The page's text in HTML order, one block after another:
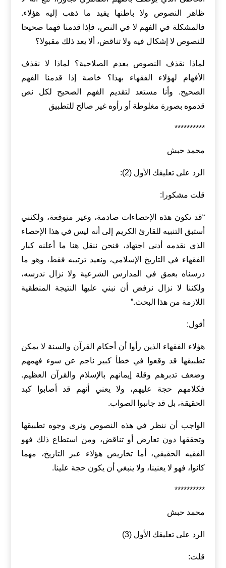
ظاهر النصوص ولا باطنها يفيد ما ذهب إليه هؤلاء.
فالمشكلة في الفهم لا في النص، فإذا قدمنا فهما صحيحا
للنصوص لا إشكال فيه ولا تناقض، ألا يعد ذلك مقبولا؟
لماذا نقذف النصوص بعدم الصلاحية؟ لماذا لا نقذف
الأفهام لهؤلاء الفقهاء بهذا؟ خاصة إذا قدمنا الفهم
الصحيح. وأنا مستعد لتقديم الفهم الصحيح لكل نص
قدموه بصورة مغلوطة أو رأوه غير صالح للتطبيق
**********
محمد حبش
الرد على تعليقك الأول (2):
قلت مشكورا:
“قد تكون هذه الإحصاءات صادمة، وغير متوقعة، ولكنني
أستبق التنبيه للقارئ الكريم إلى أنه ليس في هذا الإحصاء
الذي نقدمه أدنى اجتهاد، فنحن ننقل هنا ما أعلنه كبار
الفقهاء في التاريخ الإسلامي، ونعيد ترتيبه فقط، وهو ما
درسناه بعمق في المدارس الشرعية ولا نزال ندرسه،
ولكننا لا نزال نرفض أن نبني عليها النتيجة المنطقية
اللازمة من هذا البحث.”
أقول:
هؤلاء الفقهاء الذين رأوا أن أحكام القرآن والسنة لا يمكن
تطبيقها قد وقعوا في خطأ كبير ناجم عن سوء فهمهم
وضعف تدبرهم وقلة إيمانهم بالإسلام والقرآن العظيم.
فكلامهم حجة عليهم، ولا يعني أنهم قد أصابوا كبد
الحقيقة، بل قد جانبوا الصواب.
الواجب أن ننظر في هذه النصوص ونرى وجوه تطبيقها
وتحققها دون تعارض أو تناقض، ومن استطاع ذلك فهو
الفقيه الحقيقي، أما تخاريص هؤلاء عبر التاريخ، مهما
كانوا، فهو لا يعنينا، ولا ينبغي أن يكون حجة علينا.
**********
محمد حبش
الرد على تعليقك الأول (3)
قلت: